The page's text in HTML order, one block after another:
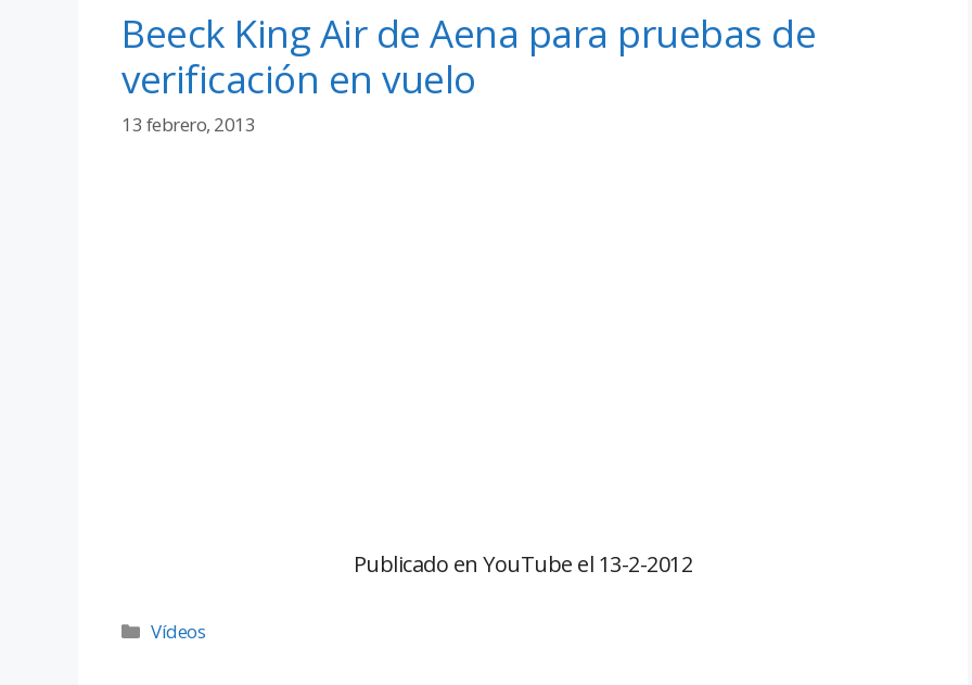
Beeck King Air de Aena para pruebas de
verificación en vuelo
13 febrero, 2013
Publicado en YouTube el 13-2-2012
Vídeos